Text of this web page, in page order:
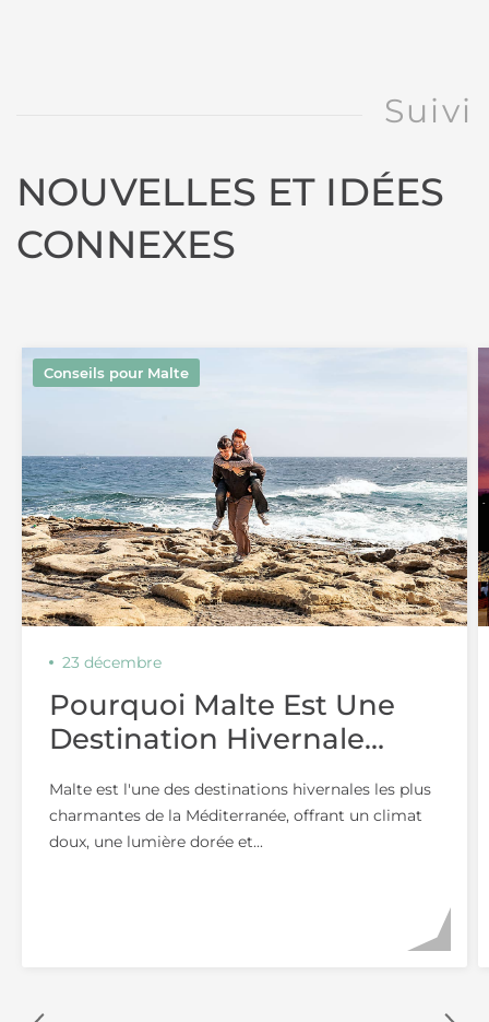
Suivi
NOUVELLES ET IDÉES
CONNEXES
Conseils pour Malte
23 décembre
Pourquoi Malte Est Une
Destination Hivernale
Malte est l'une des destinations hivernales les plus
charmantes de la Méditerranée, offrant un climat
doux, une lumière dorée et...